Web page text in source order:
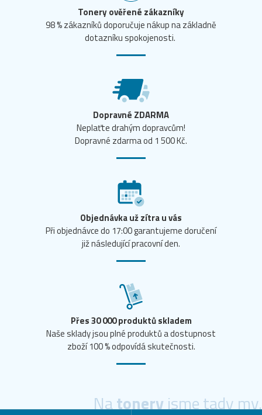
Tonery ověřené zákazníky
98 % zákazníků doporučuje nákup na základně
dotazníku spokojenosti.
Dopravné ZDARMA
Neplaťte drahým dopravcům!
Dopravné zdarma od 1 500 Kč.
Objednávka už zítra u vás
Při objednávce do 17:00 garantujeme doručení
již následující pracovní den.
Přes 30 000 produktů skladem
Naše sklady jsou plné produktů a dostupnost
zboží 100 % odpovídá skutečnosti.
Natoneryjsme tady my.